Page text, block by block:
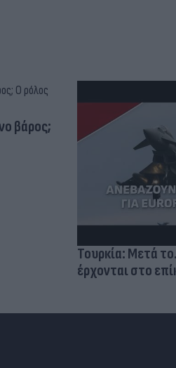
βάρος;
Τουρκία: Μετά
έρχονται στο